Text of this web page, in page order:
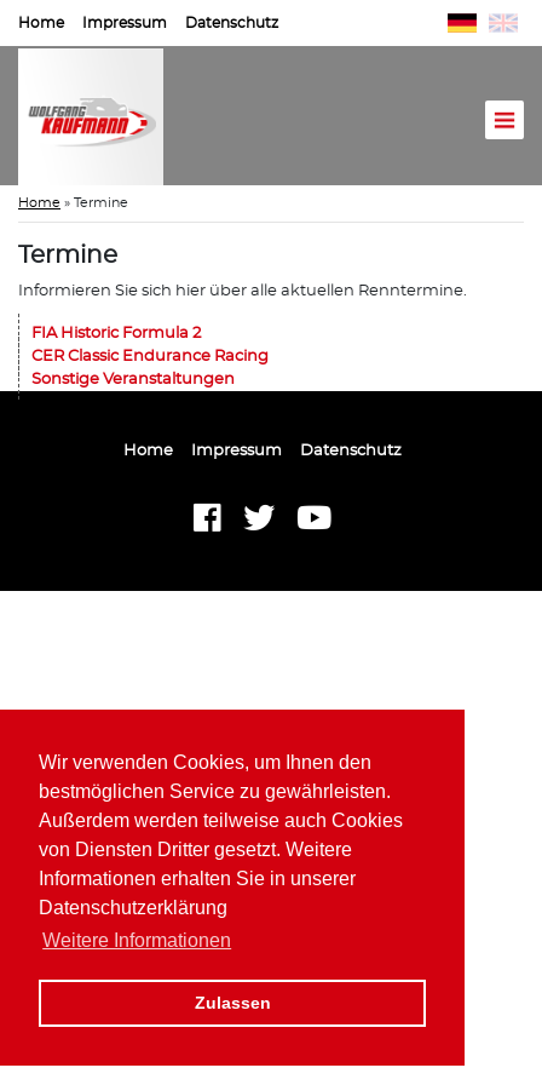
Wir verwenden Cookies, um Ihnen den
bestmöglichen Service zu gewährleisten.
Außerdem werden teilweise auch Cookies
von Diensten Dritter gesetzt. Weitere
Informationen erhalten Sie in unserer
Datenschutzerklärung
Weitere Informationen
Zulassen
Home Impressum Datenschutz
Home » Termine
Termine
Informieren Sie sich hier über alle aktuellen Renntermine.
FIA Historic Formula 2
CER Classic Endurance Racing
Sonstige Veranstaltungen
Home Impressum Datenschutz